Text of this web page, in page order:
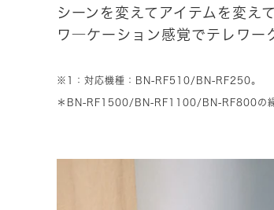
シーンを変えてアイテムを変えて
ワ―ケーション感覚でテレワー
※1：対応機種：BN-RF510/BN-RF250。
＊BN-RF1500/BN-RF1100/BN-RF800の繰